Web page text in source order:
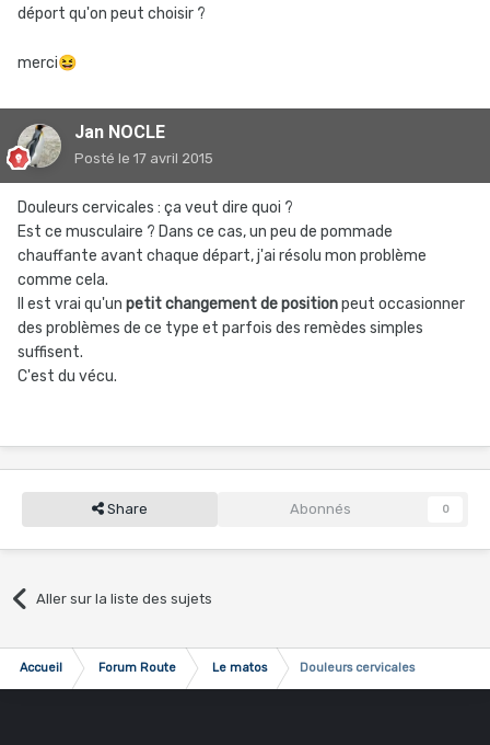
déport qu'on peut choisir ?
merci😆
Jan NOCLE
Posté le 17 avril 2015
Douleurs cervicales : ça veut dire quoi ?
Est ce musculaire ? Dans ce cas, un peu de pommade
chauffante avant chaque départ, j'ai résolu mon problème
comme cela.
Il est vrai qu'un petit changement de positionpeut occasionner
des problèmes de ce type et parfois des remèdes simples
suffisent.
C'est du vécu.
Share Abonnés 0
Aller sur la liste des sujets
Accueil Forum Route Le matos Douleurs cervicales